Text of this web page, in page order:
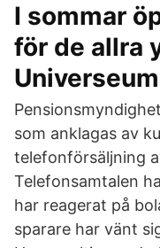
I sommar
för de allra
Universeum
som anklagas av
telefonförsäljning
Telefonsamtalen
har reagerat på
sparare har vänt